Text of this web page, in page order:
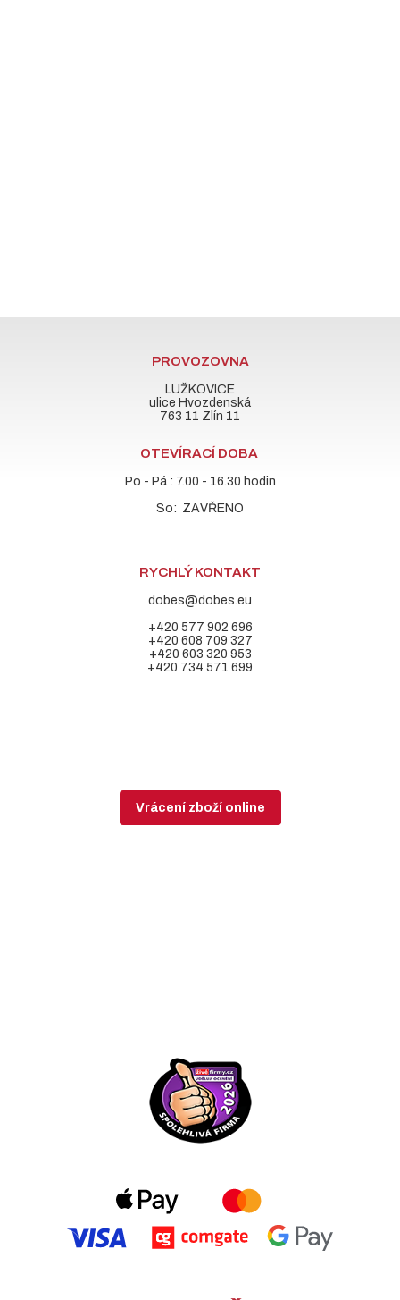
PROVOZOVNA
LUŽKOVICE
ulice Hvozdenská
763 11 Zlín 11
OTEVÍRACÍ DOBA
Po - Pá : 7.00 - 16.30 hodin
So: ZAVŘENO
RYCHLÝ KONTAKT
dobes@dobes.eu
+420 577 902 696
+420 608 709 327
+420 603 320 953
+420 734 571 699
Vrácení zboží online